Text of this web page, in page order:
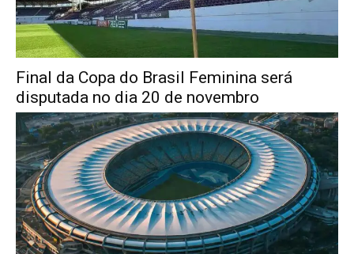
Final da Copa do Brasil Feminina será
disputada no dia 20 de novembro